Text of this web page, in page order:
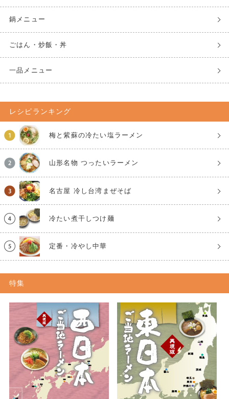
鍋メニュー
ごはん・炒飯・丼
一品メニュー
レシピランキング
梅と紫蘇の冷たい塩ラーメン
山形名物 つったいラーメン
名古屋 冷し台湾まぜそば
冷たい煮干しつけ麺
定番・冷やし中華
特集